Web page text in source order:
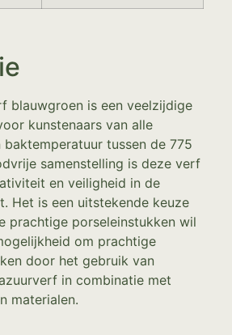
blauwgroen is een veelzijdige
kunstenaars van alle
baktemperatuur tussen de 775
samenstelling is deze verf
en veiligheid in de
Het is een uitstekende keuze
prachtige porseleinstukken wil
om prachtige
door het gebruik van
in combinatie met
materialen.